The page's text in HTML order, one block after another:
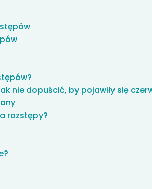
nie dopuścić, by pojawiły się
rozstępy?